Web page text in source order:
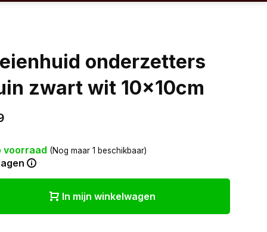
onderzetters
zwart wit 10x10cm
voorraad (Nog maar 1 beschikbaar)
In mijn winkelwagen